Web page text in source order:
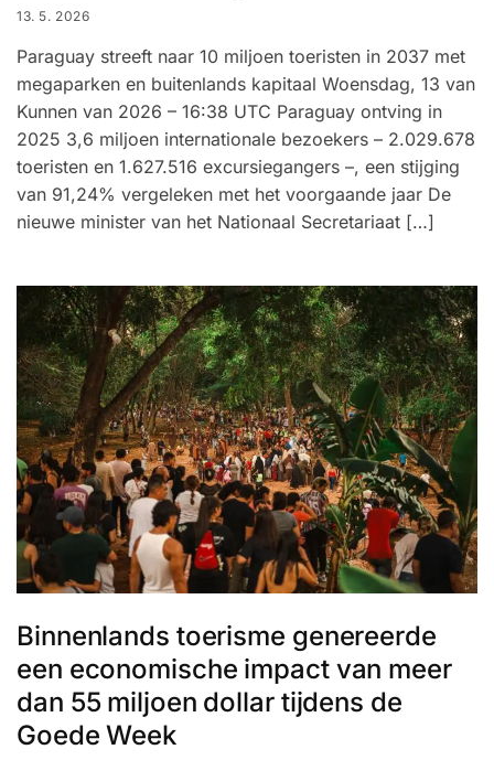
13. 5. 2026
Paraguay streeft naar 10 miljoen toeristen in 2037 met
megaparken en buitenlands kapitaal Woensdag, 13 van
Kunnen van 2026 – 16:38 UTC Paraguay ontving in
2025 3,6 miljoen internationale bezoekers – 2.029.678
toeristen en 1.627.516 excursiegangers –, een stijging
van 91,24% vergeleken met het voorgaande jaar De
nieuwe minister van het Nationaal Secretariaat […]
Binnenlands toerisme genereerde
een economische impact van meer
dan 55 miljoen dollar tijdens de
Goede Week